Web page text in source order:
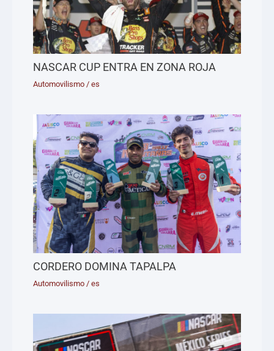
NASCAR CUP ENTRA EN ZONA ROJA
Automovilismo /es
CORDERO DOMINA TAPALPA
Automovilismo /es